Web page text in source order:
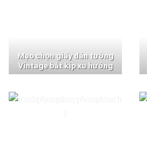
Mẹo chọn giấy dán tường
Vintage bắt kịp xu hướng